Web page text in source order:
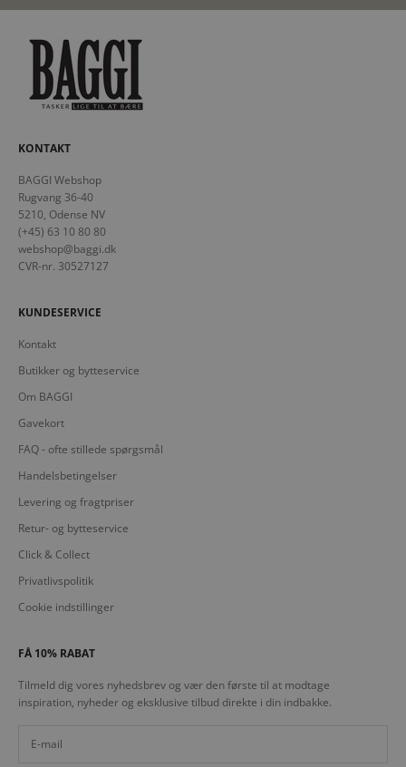
KONTAKT
BAGGI Webshop
Rugvang 36-40
5210, Odense NV
(+45) 63 10 80 80
webshop@baggi.dk
CVR-nr. 30527127
KUNDESERVICE
Kontakt
Butikker og bytteservice
Om BAGGI
Gavekort
FAQ - ofte stillede spørgsmål
Handelsbetingelser
Levering og fragtpriser
Retur- og bytteservice
Click & Collect
Privatlivspolitik
Cookie indstillinger
FÅ 10% RABAT
Tilmeld dig vores nyhedsbrev og vær den første til at modtage
inspiration, nyheder og eksklusive tilbud direkte i din indbakke.